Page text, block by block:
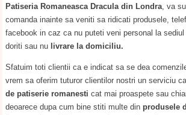
Patiseria Romaneasca Dracula din Londra, va
comanda inainte sa veniti sa ridicati produsele,
facebook in caz ca nu puteti veni personal la
doriti sau nu livrare la domiciliu.
Sfatuim toti clientii ca e indicat sa se dea
vrem sa oferim tuturor clientilor nostri un serviciu
de patiserie romanesti cat mai proaspete sau
deoarece dupa cum bine stiti multe din produsele